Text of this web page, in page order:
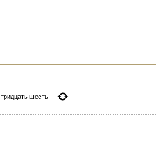
тридцать шесть